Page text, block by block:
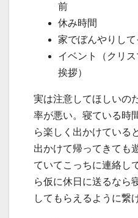
前
休み時間
家でぼんやりし
イベント（クリ
挨拶）
実は注意してほしいの
率が悪い。寝ている時
ら楽しく出かけている
出かけて帰ってきても
ていてこっちに連絡し
ら仮に休日に送るなら
してもらえるように繋